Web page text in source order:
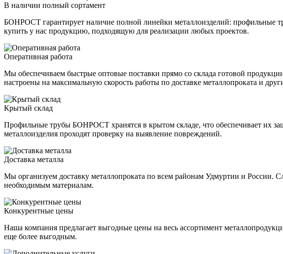
В наличии полный сортамент
БОНРОСТ гарантирует наличие полной линейки металлоизделий: профильные
купить у нас продукцию, подходящую для реализации любых проектов.
Оперативная работа
Мы обеспечиваем быстрые оптовые поставки прямо со склада готовой
настроены на максимальную скорость работы по доставке металлопроката и
Крытый склад
Профильные трубы БОНРОСТ хранятся в крытом складе, что обеспечивает их
металлоизделия проходят проверку на выявление повреждений.
Доставка металла
Мы организуем доставку металлопроката по всем районам Удмуртии и
необходимым материалам.
Конкурентные цены
Наша компания предлагает выгодные цены на весь ассортимент
еще более выгодным.